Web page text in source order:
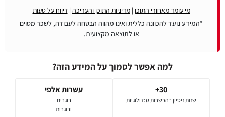
מי עומד מאחורי התוכן |מדיניות התוכן והעריכה |דיווח על טעות
*המידע נועד להכוונה כללית ואינו מהווה הבטחה לעבודה, לשכר מסוים
או לתוצאה מקצועית.
למה אפשר לסמוך על המידע הזה?
30+
שנות ניסיון בהכשרות טכנולוגיות
עשרות אלפי
בוגרים
ובוגרות